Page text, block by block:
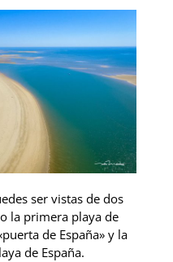
ser vistas de dos
la primera playa de
de España» y la
de España.